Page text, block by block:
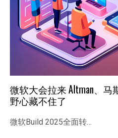
微软大会拉来 Altman、马
野心藏不住了
微软Build 2025全面转…